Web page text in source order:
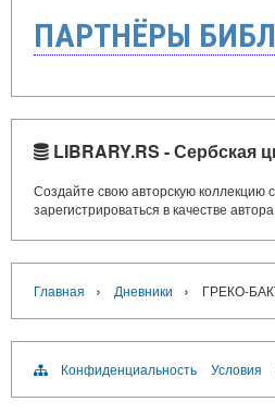
ПАРТНЁРЫ
LIBRARY.RS - Сербская
Создайте свою авторскую коллекцию
зарегистрироваться в качестве автора.
Главная › Дневники › ГРЕКО-
Конфиденциальность Условия